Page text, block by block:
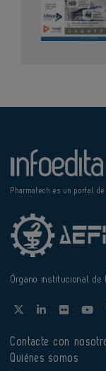
Pharmatech es un portal de
Órgano institucional de
Contacte con
Quiénes somos